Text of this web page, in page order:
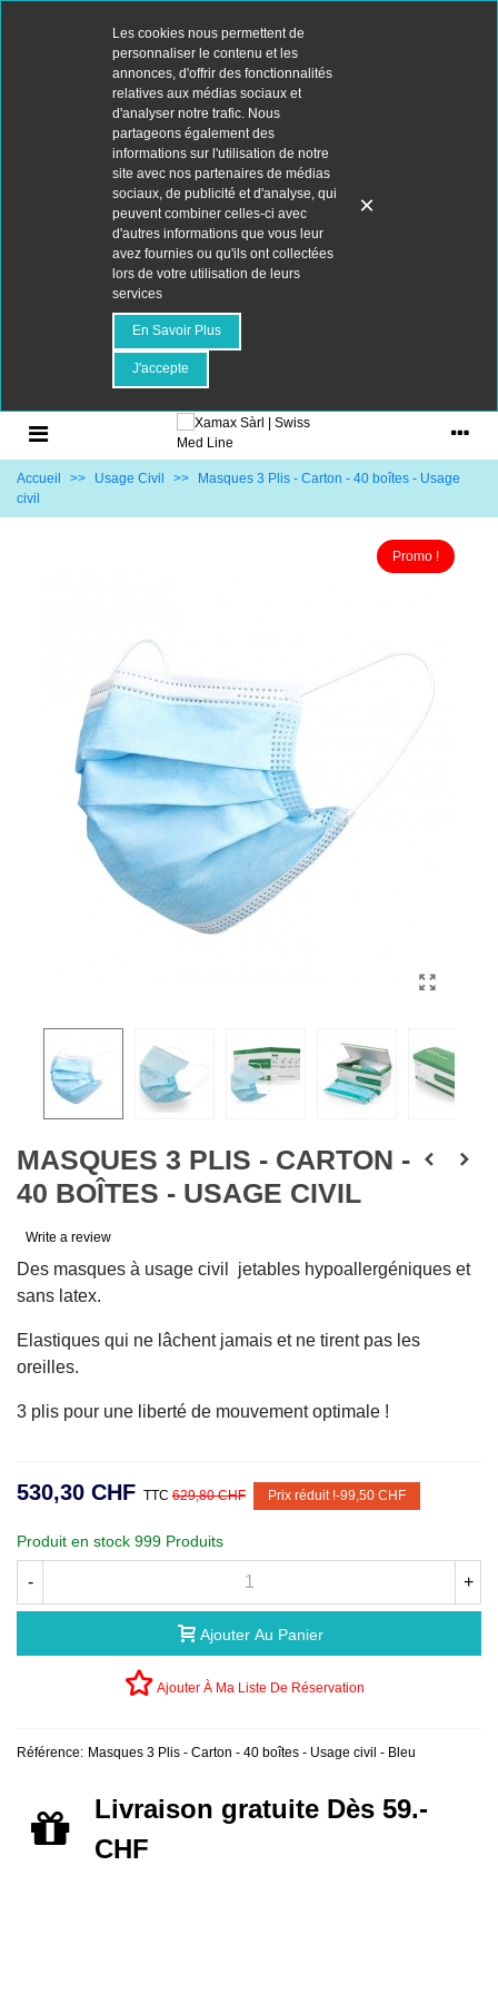
Les cookies nous permettent de
personnaliser le contenu et les
annonces, d'offrir des fonctionnalités
relatives aux médias sociaux et
d'analyser notre trafic. Nous
partageons également des
informations sur l'utilisation de notre
site avec nos partenaires de médias
sociaux, de publicité et d'analyse, qui
peuvent combiner celles-ci avec
d'autres informations que vous leur
avez fournies ou qu'ils ont collectées
lors de votre utilisation de leurs
services
En Savoir Plus
J'accepte
×
Accueil >> Usage Civil >>
Masques 3 Plis - Carton - 40 boîtes - Usage
civil
Promo !
MASQUES 3 PLIS - CARTON -
40 BOÎTES - USAGE CIVIL
Write a review
Des masques à usage civil jetables hypoallergéniques et
sans latex.
Elastiques qui ne lâchent jamais et ne tirent pas les
oreilles.
3 plis pour une liberté de mouvement optimale !
530,30 CHF TTC 629,80 CHF Prix réduit !-99,50 CHF
Produit en stock 999 Produits
- +
Ajouter Au Panier
Ajouter À Ma Liste De Réservation
Référence: Masques 3 Plis - Carton - 40 boîtes - Usage civil - Bleu
Livraison gratuite Dès 59.-
CHF